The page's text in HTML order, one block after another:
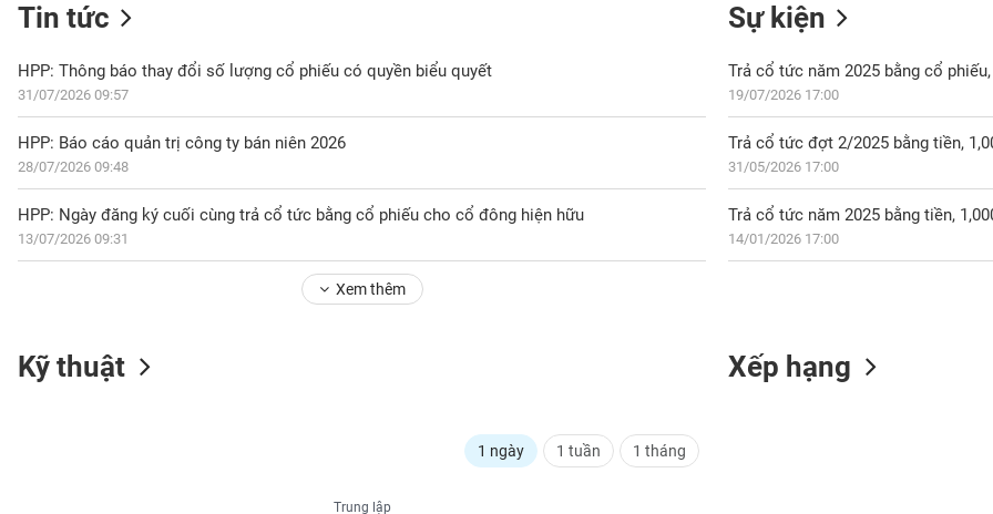
Tin tức
HPP: Thông báo thay đổi số lượng cổ phiếu có quyền biểu quyết
31/07/2026 09:57
HPP: Báo cáo quản trị công ty bán niên 2026
28/07/2026 09:48
HPP: Ngày đăng ký cuối cùng trả cổ tức bằng cổ phiếu cho cổ đông hiện hữu
13/07/2026 09:31
Xem thêm
Sự kiện
Trả cổ tức năm 2025 bằng cổ
19/07/2026 17:00
Trả cổ tức đợt 2/2025 bằng tiền,
31/05/2026 17:00
Trả cổ tức năm 2025 bằng tiền,
14/01/2026 17:00
Kỹ thuật
1 ngày 1 tuần 1 tháng
Trung lập
Xếp hạng
DOANH
NGHIỆP
CỔ
PHIẾU
SINH